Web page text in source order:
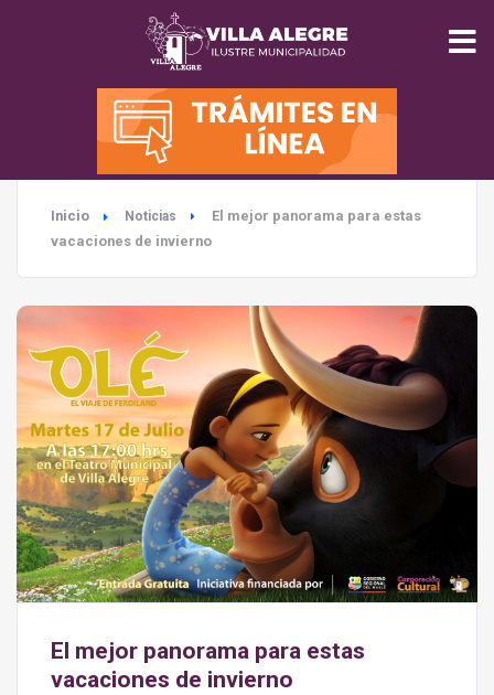
INICIO
MUNICIPALIDAD
SEGURIDAD
SALUD
TURISMO
MEDIO AMBIENTE
Inicio Noticias
El mejor panorama para estas
vacaciones de invierno
El mejor panorama para estas
vacaciones de invierno